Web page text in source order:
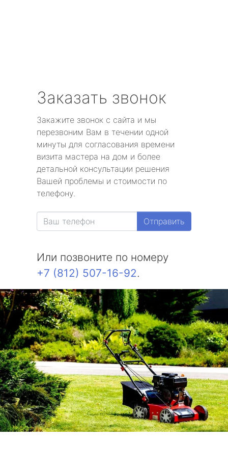
Заказать звонок
Закажите звонок с сайта и мы
перезвоним Вам в течении одной
минуты для согласования времени
визита мастера на дом и более
детальной консультации решения
Вашей проблемы и стоимости по
телефону.
Отправить
Или позвоните по номеру
+7 (812) 507-16-92.